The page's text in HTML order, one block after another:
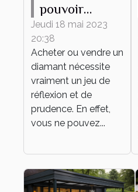
pouvoir
estimer le prix
d’un diamant
?
Jeudi 18 mai 2023
20:38
Acheter ou vendre un
diamant nécessite
vraiment un jeu de
réflexion et de
prudence. En effet,
vous ne pouvez...